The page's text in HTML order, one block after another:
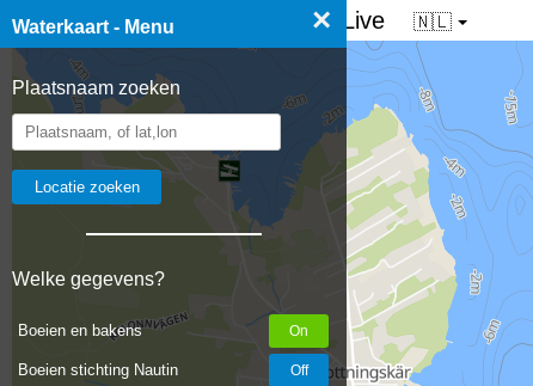
Waterkaart - Menu ×
Plaatsnaam zoeken
Welke gegevens?
Boeien en bakens
Boeien stichting Nautin
☰ Waterkaart van Nederland - Live 🇳🇱